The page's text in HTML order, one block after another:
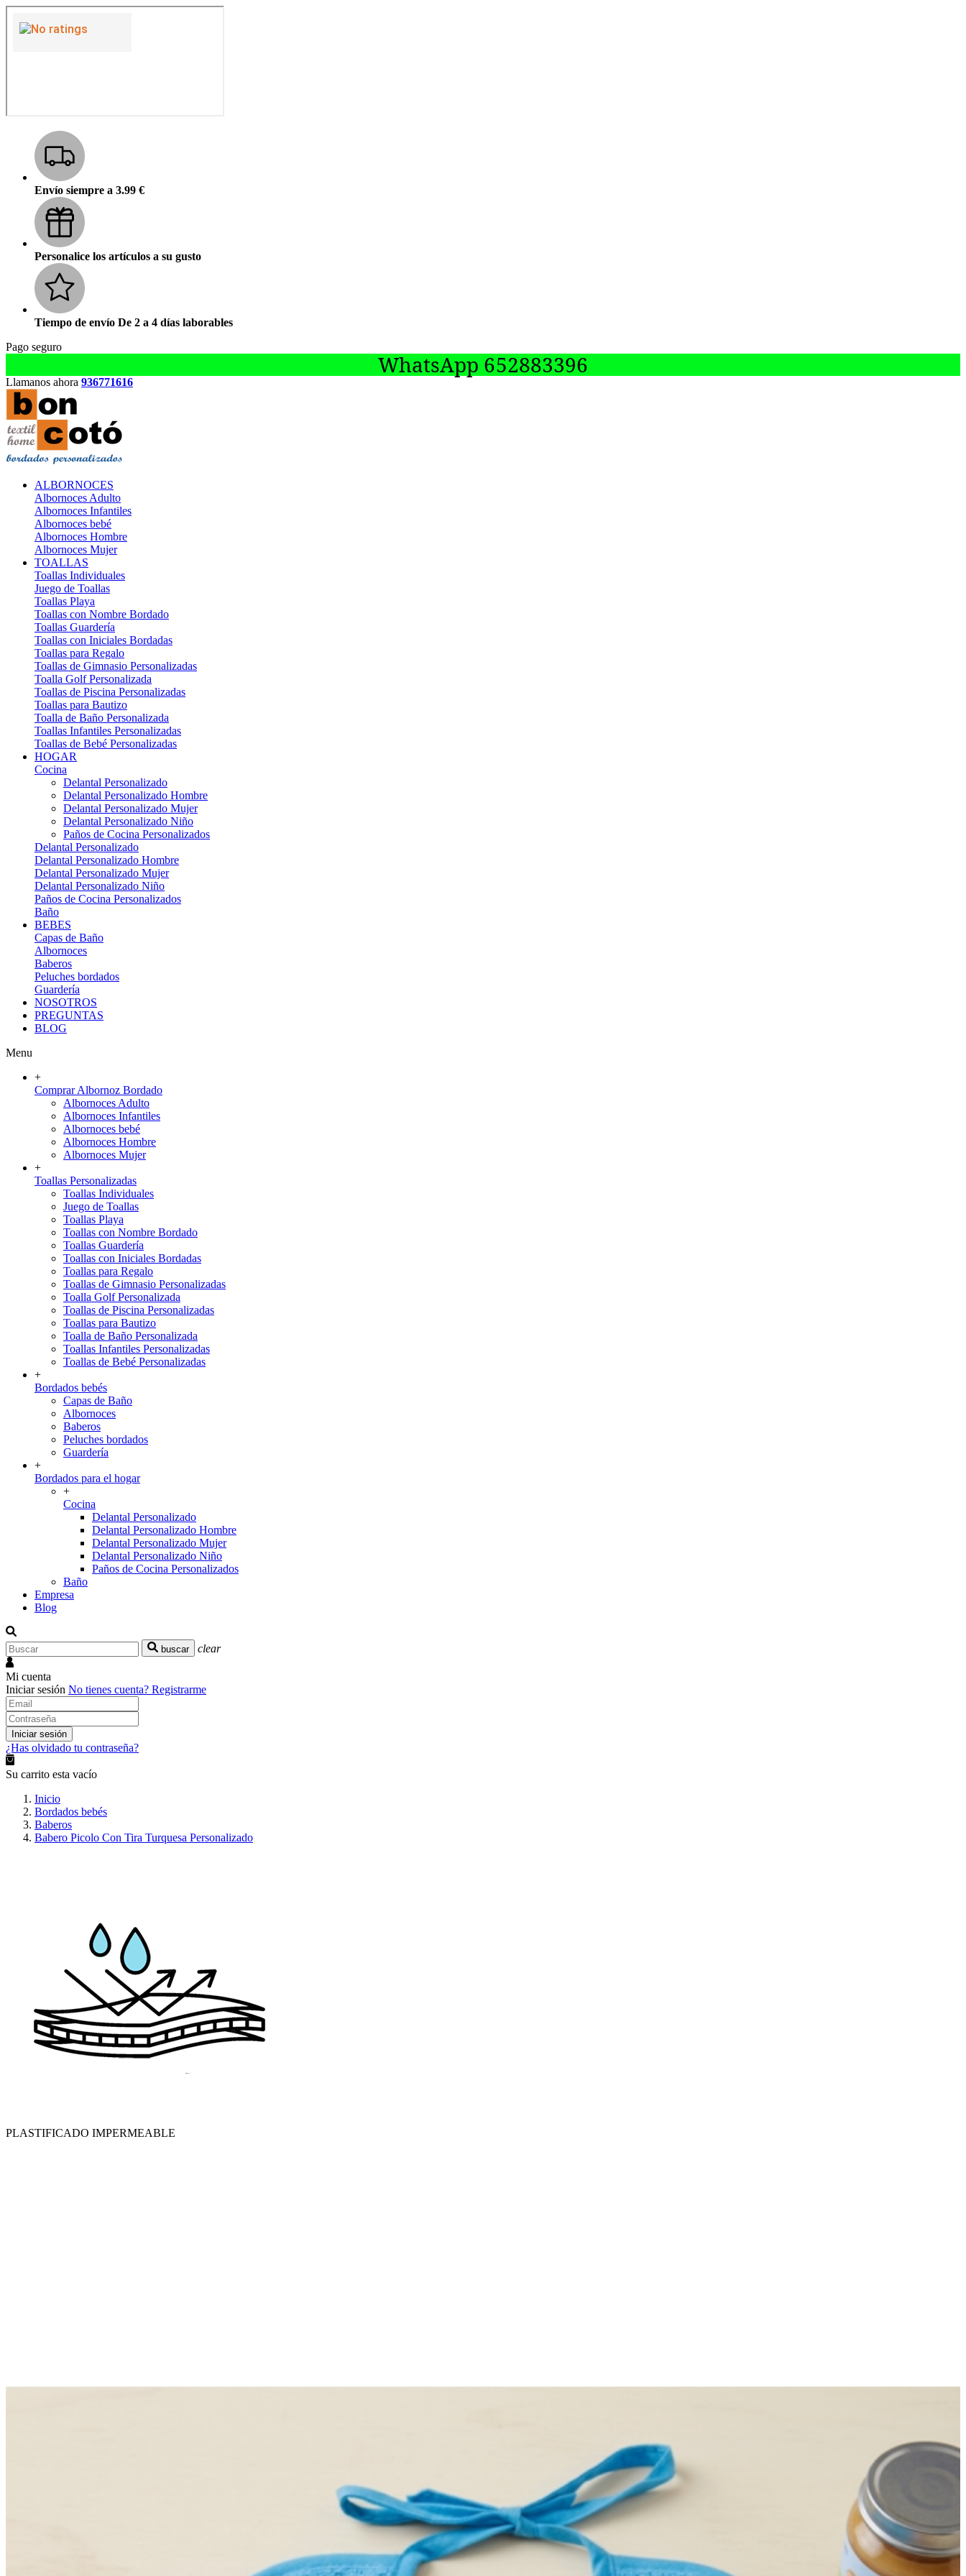
Envío siempre a 3.99 €
Personalice los artículos a su gusto
Tiempo de envío De 2 a 4 días laborables
Pago seguro
WhatsApp 652883396
Llamanos ahora 936771616
ALBORNOCES
Albornoces Adulto
Albornoces Infantiles
Albornoces bebé
Albornoces Hombre
Albornoces Mujer
TOALLAS
Toallas Individuales
Juego de Toallas
Toallas Playa
Toallas con Nombre Bordado
Toallas Guardería
Toallas con Iniciales Bordadas
Toallas para Regalo
Toallas de Gimnasio Personalizadas
Toalla Golf Personalizada
Toallas de Piscina Personalizadas
Toallas para Bautizo
Toalla de Baño Personalizada
Toallas Infantiles Personalizadas
Toallas de Bebé Personalizadas
HOGAR
Cocina
Delantal Personalizado
Delantal Personalizado Hombre
Delantal Personalizado Mujer
Delantal Personalizado Niño
Paños de Cocina Personalizados
Delantal Personalizado
Delantal Personalizado Hombre
Delantal Personalizado Mujer
Delantal Personalizado Niño
Paños de Cocina Personalizados
Baño
BEBES
Capas de Baño
Albornoces
Baberos
Peluches bordados
Guardería
NOSOTROS
PREGUNTAS
BLOG
Menu
+
Comprar Albornoz Bordado
Albornoces Adulto
Albornoces Infantiles
Albornoces bebé
Albornoces Hombre
Albornoces Mujer
+
Toallas Personalizadas
Toallas Individuales
Juego de Toallas
Toallas Playa
Toallas con Nombre Bordado
Toallas Guardería
Toallas con Iniciales Bordadas
Toallas para Regalo
Toallas de Gimnasio Personalizadas
Toalla Golf Personalizada
Toallas de Piscina Personalizadas
Toallas para Bautizo
Toalla de Baño Personalizada
Toallas Infantiles Personalizadas
Toallas de Bebé Personalizadas
+
Bordados bebés
Capas de Baño
Albornoces
Baberos
Peluches bordados
Guardería
+
Bordados para el hogar
+
Cocina
Delantal Personalizado
Delantal Personalizado Hombre
Delantal Personalizado Mujer
Delantal Personalizado Niño
Paños de Cocina Personalizados
Baño
Empresa
Blog
buscar clear
Mi cuenta
Iniciar sesión No tienes cuenta? Registrarme
Iniciar sesión
¿Has olvidado tu contraseña?
Su carrito esta vacío
Inicio
Bordados bebés
Baberos
Babero Picolo Con Tira Turquesa Personalizado
PLASTIFICADO IMPERMEABLE